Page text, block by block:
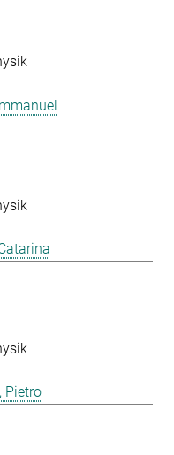
Pietro